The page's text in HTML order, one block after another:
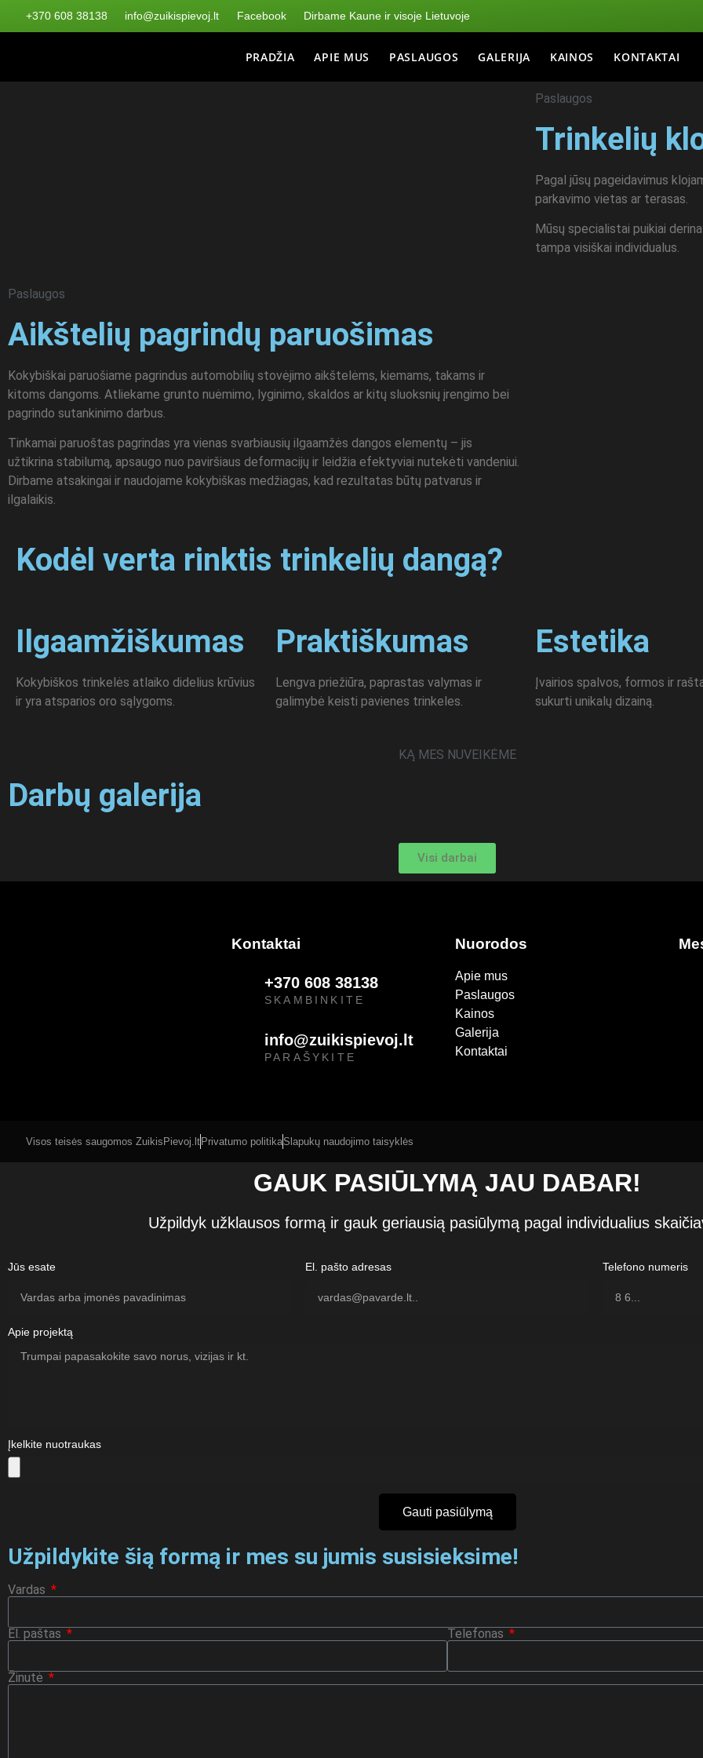
+370 608 38138 info@zuikispievoj.lt Facebook Dirbame Kaune ir visoje Lietuvoje
PRADŽIA APIE MUS PASLAUGOS GALERIJA KAINOS KONTAKTAI
Paslaugos
Trinkelių
Pagal jūsų pageidavimus
parkavimo vietas ar terasas.
Mūsų specialistai puikiai
tampa visiškai individualus.
Paslaugos
Aikštelių pagrindų paruošimas
Kokybiškai paruošiame pagrindus automobilių stovėjimo aikštelėms, kiemams, takams ir
kitoms dangoms. Atliekame grunto nuėmimo, lyginimo, skaldos ar kitų sluoksnių įrengimo bei
pagrindo sutankinimo darbus.
Tinkamai paruoštas pagrindas yra vienas svarbiausių ilgaamžės dangos elementų – jis
užtikrina stabilumą, apsaugo nuo paviršiaus deformacijų ir leidžia efektyviai nutekėti vandeniui.
Dirbame atsakingai ir naudojame kokybiškas medžiagas, kad rezultatas būtų patvarus ir
ilgalaikis.
Kodėl verta rinktis trinkelių dangą?
Ilgaamžiškumas
Kokybiškos trinkelės atlaiko didelius krūvius
ir yra atsparios oro sąlygoms.
Praktiškumas
Lengva priežiūra, paprastas valymas ir
galimybė keisti pavienes trinkeles.
Estetika
Įvairios spalvos, formos ir
sukurti unikalų dizainą.
KĄ MES NUVEIKĖME
Darbų galerija
Visi darbai
Kontaktai
+370 608 38138
SKAMBINKITE
info@zuikispievoj.lt
PARAŠYKITE
Nuorodos
Apie mus
Paslaugos
Kainos
Galerija
Kontaktai
Visos teisės saugomos ZuikisPievoj.lt Privatumo politikaSlapukų naudojimo taisyklės
GAUK PASIŪLYMĄ JAU DABAR!
Užpildyk užklausos formą ir gauk geriausią pasiūlymą pagal individualius
Jūs esate El. pašto adresas Telefono numeris
Apie projektą
Įkelkite nuotraukas
Gauti pasiūlymą
Užpildykite šią formą ir mes su jumis susisieksime!
Vardas
El. paštas Telefonas
Žinutė